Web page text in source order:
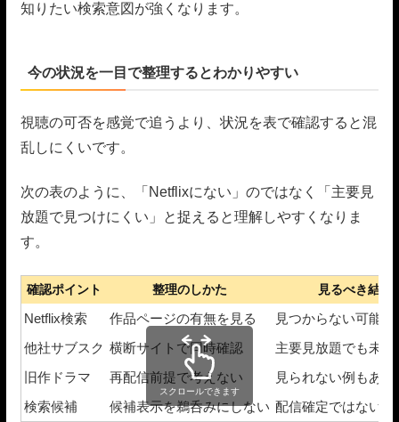
知りたい検索意図が強くなります。
今の状況を一目で整理するとわかりやすい
視聴の可否を感覚で追うより、状況を表で確認すると混
乱しにくいです。
次の表のように、「Netflixにない」のではなく「主要見
放題で見つけにくい」と捉えると理解しやすくなりま
す。
確認ポイント 整理のしかた 見るべき結論
Netflix検索 作品ページの有無を見る
見つからない可能
他社サブスク 横断サイトで同時確認
主要見放題でも未配
旧作ドラマ
再配信前提で考えない
見られない例もある
検索候補
候補表示を鵜呑みにしない 配信確定ではない
スクロールできます